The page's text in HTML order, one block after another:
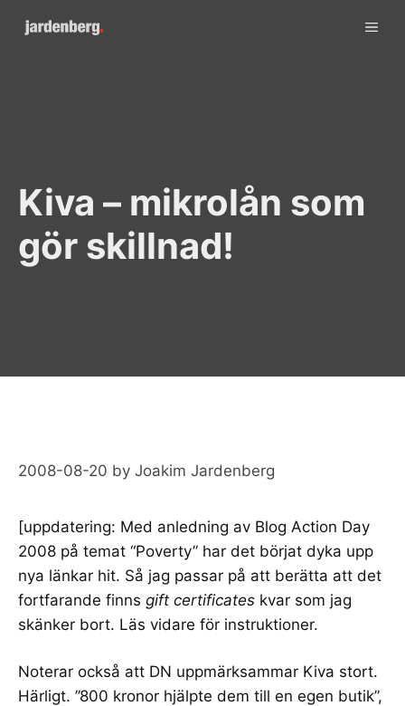
Kiva – mikrolån som
gör skillnad!
2008-08-20 by Joakim Jardenberg
[uppdatering: Med anledning av Blog Action Day
2008 på temat “Poverty” har det börjat dyka upp
nya länkar hit. Så jag passar på att berätta att det
fortfarande finns gift certificates kvar som jag
skänker bort. Läs vidare för instruktioner.
Noterar också att DN uppmärksammar Kiva stort.
Härligt. ”800 kronor hjälpte dem till en egen butik”,